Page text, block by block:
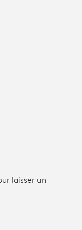
article sur
cet article sur
laisser un